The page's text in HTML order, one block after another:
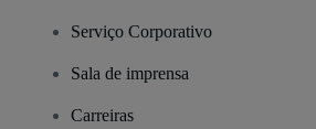
Serviço Corporativo
Sala de imprensa
Carreiras